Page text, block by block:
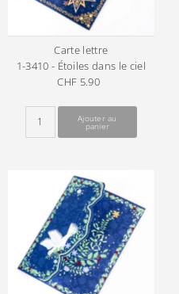
Carte lettre
1-3410 - Étoiles dans le ciel
Prix
CHF 5.90